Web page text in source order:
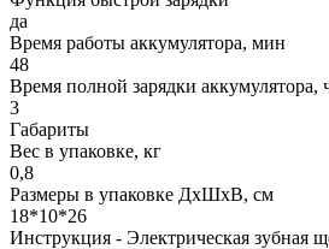
да
Время работы аккумулятора, мин
48
Время полной зарядки аккумулятора,
3
Габариты
Вес в упаковке, кг
0,8
Размеры в упаковке ДxШxВ, см
18*10*26
Инструкция - Электрическая зубная